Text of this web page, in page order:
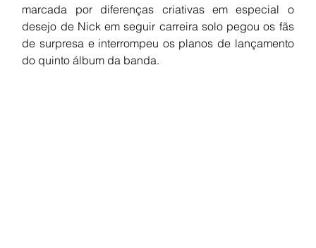
marcada por diferenças criativas em especial o
desejo de Nick em seguir carreira solo pegou os fãs
de surpresa e interrompeu os planos de lançamento
do quinto álbum da banda.